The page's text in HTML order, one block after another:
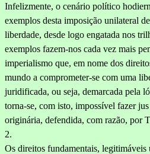
Infelizmente, o cenário político
exemplos desta imposição unilateral
liberdade, desde logo engatada nos
exemplos fa­zem-nos cada vez mais
imperialismo que, em nome dos
mundo a comprometer-se com uma
juridificada, ou seja, demarcada pela
torna-se, com isto, impossível fazer
originária, defendida, com razão, por
2.
Os direitos fundamentais,